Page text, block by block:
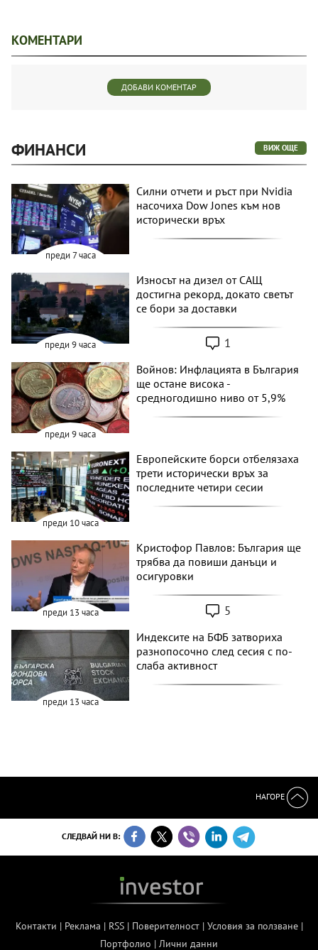
КОМЕНТАРИ
ДОБАВИ КОМЕНТАР
ФИНАНСИ ВИЖ ОЩЕ
преди 7 часа
Силни отчети и ръст при Nvidia
насочиха Dow Jones към нов
исторически връх
преди 9 часа
Износът на дизел от САЩ
достигна рекорд, докато светът
се бори за доставки
1
преди 9 часа
Войнов: Инфлацията в България
ще остане висока -
средногодишно ниво от 5,9%
преди 10 часа
Европейските борси отбелязаха
трети исторически връх за
последните четири сесии
преди 13 часа
Кристофор Павлов: България ще
трябва да повиши данъци и
осигуровки
5
преди 13 часа
Индексите на БФБ затвориха
разнопосочно след сесия с по-
слаба активност
НАГОРЕ
СЛЕДВАЙ НИ В:
Контакти | Реклама | RSS| Поверителност| Условия за ползване|
Портфолио | Лични данни